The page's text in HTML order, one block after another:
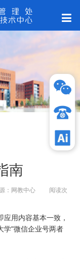
南
：网教中心 阅读次
用内容基本一致，
学”微信企业号两者